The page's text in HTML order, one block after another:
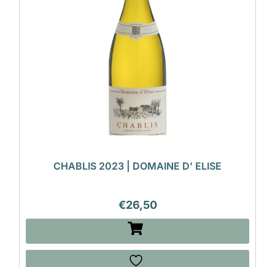
CHABLIS 2023 | DOMAINE D’ ELISE
€26,50